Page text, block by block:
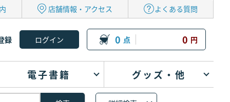
店舗情報・アクセス よくある質問
録 0 点 0 円
電子書籍 グッズ・他